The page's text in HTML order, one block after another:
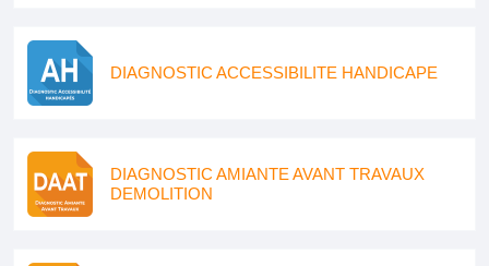
DIAGNOSTIC ACCESSIBILITE HANDICAPE
DIAGNOSTIC AMIANTE AVANT TRAVAUX
DEMOLITION